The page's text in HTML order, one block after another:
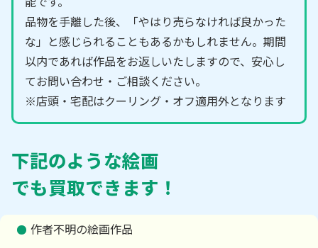
品物を手離した後、「やはり売らなければ良かった
な」と感じられることもあるかもしれません。期間
以内であれば作品をお返しいたしますので、安心し
てお問い合わせ・ご相談ください。
※店頭・宅配はクーリング・オフ適用外となります
下記のような絵画
でも買取できます！
作者不明の絵画作品